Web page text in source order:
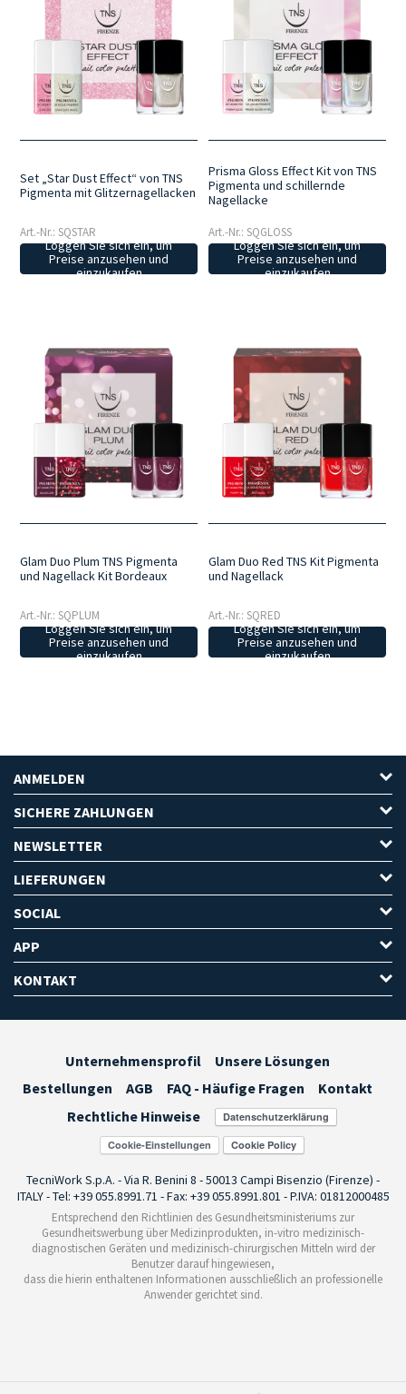
Set „Star Dust Effect“ von TNS
Pigmenta mit Glitzernagellacken
Art.-Nr.: SQSTAR
Loggen Sie sich ein, um
Preise anzusehen und
einzukaufen
Prisma Gloss Effect Kit von TNS
Pigmenta und schillernde
Nagellacke
Art.-Nr.: SQGLOSS
Loggen Sie sich ein, um
Preise anzusehen und
einzukaufen
Glam Duo Plum TNS Pigmenta
und Nagellack Kit Bordeaux
Art.-Nr.: SQPLUM
Loggen Sie sich ein, um
Preise anzusehen und
einzukaufen
Glam Duo Red TNS Kit Pigmenta
und Nagellack
Art.-Nr.: SQRED
Loggen Sie sich ein, um
Preise anzusehen und
einzukaufen
ANMELDEN
SICHERE ZAHLUNGEN
NEWSLETTER
LIEFERUNGEN
SOCIAL
APP
KONTAKT
Unternehmensprofil
Unsere Lösungen
Bestellungen
AGB FAQ - Häufige Fragen
Kontakt
Rechtliche Hinweise
Cookie-Einstellungen
TecniWork S.p.A. - Via R. Benini 8 - 50013 Campi Bisenzio (Firenze) -
ITALY - Tel: +39 055.8991.71 - Fax: +39 055.8991.801 - P.IVA: 01812000485
Entsprechend den Richtlinien des Gesundheitsministeriums zur
Gesundheitswerbung über Medizinprodukten, in-vitro medizinisch-
diagnostischen Geräten und medizinisch-chirurgischen Mitteln wird der
Benutzer darauf hingewiesen,
dass die hierin enthaltenen Informationen ausschließlich an professionelle
Anwender gerichtet sind.